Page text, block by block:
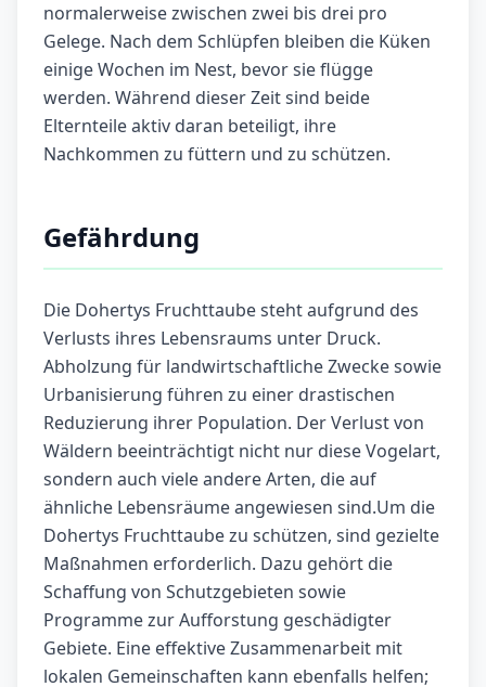
normalerweise zwischen zwei bis drei pro
Gelege. Nach dem Schlüpfen bleiben die Küken
einige Wochen im Nest, bevor sie flügge
werden. Während dieser Zeit sind beide
Elternteile aktiv daran beteiligt, ihre
Nachkommen zu füttern und zu schützen.
Gefährdung
Die Dohertys Fruchttaube steht aufgrund des
Verlusts ihres Lebensraums unter Druck.
Abholzung für landwirtschaftliche Zwecke sowie
Urbanisierung führen zu einer drastischen
Reduzierung ihrer Population. Der Verlust von
Wäldern beeinträchtigt nicht nur diese Vogelart,
sondern auch viele andere Arten, die auf
ähnliche Lebensräume angewiesen sind.Um die
Dohertys Fruchttaube zu schützen, sind gezielte
Maßnahmen erforderlich. Dazu gehört die
Schaffung von Schutzgebieten sowie
Programme zur Aufforstung geschädigter
Gebiete. Eine effektive Zusammenarbeit mit
lokalen Gemeinschaften kann ebenfalls helfen;